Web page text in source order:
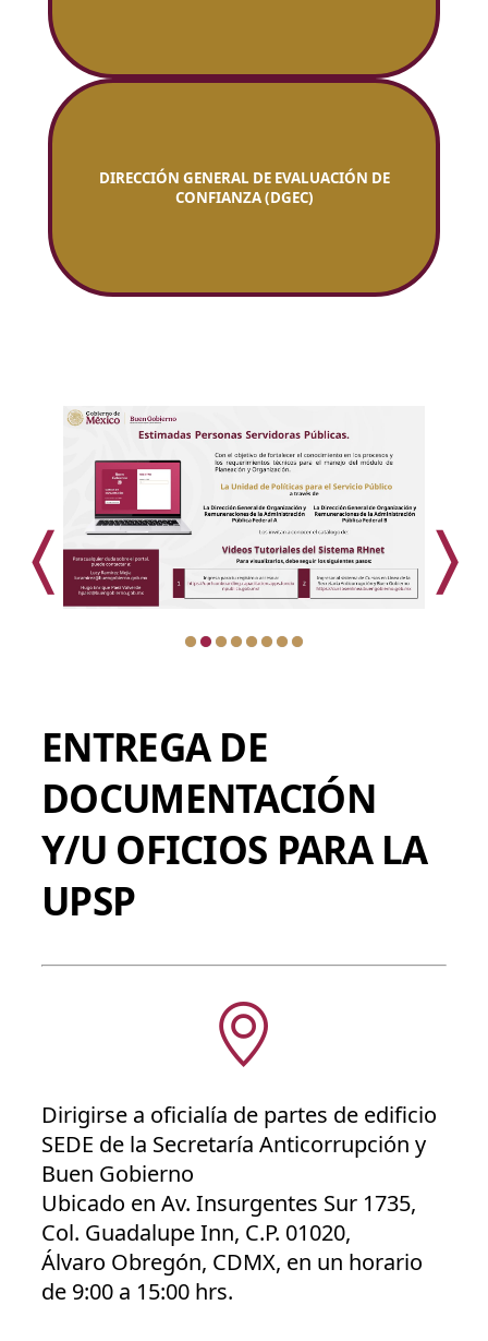
DIRECCIÓN GENERAL DE EVALUACIÓN DE
CONFIANZA (DGEC)
〈 〉
ENTREGA DE
DOCUMENTACIÓN
Y/U OFICIOS PARA LA
UPSP
Dirigirse a oficialía de partes de edificio
SEDE de la Secretaría Anticorrupción y
Buen Gobierno
Ubicado en Av. Insurgentes Sur 1735,
Col. Guadalupe Inn, C.P. 01020,
Álvaro Obregón, CDMX, en un horario
de 9:00 a 15:00 hrs.